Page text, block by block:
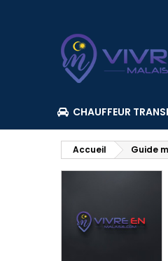
CHAUFFEUR
Accueil Guide